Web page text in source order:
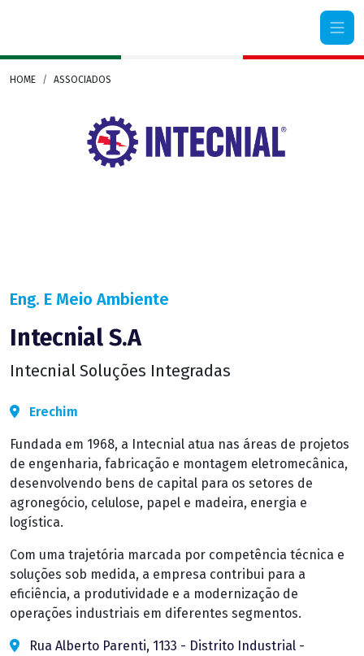
Camera di Commercio Italiana Rio Grande do
HOME ASSOCIADOS
Eng. E Meio Ambiente
Intecnial S.A
Intecnial Soluções Integradas
Erechim
Fundada em 1968, a Intecnial atua nas áreas de projetos
de engenharia, fabricação e montagem eletromecânica,
desenvolvendo bens de capital para os setores de
agronegócio, celulose, papel e madeira, energia e
logística.
Com uma trajetória marcada por competência técnica e
soluções sob medida, a empresa contribui para a
eficiência, a produtividade e a modernização de
operações industriais em diferentes segmentos.
Rua Alberto Parenti, 1133 - Distrito Industrial -